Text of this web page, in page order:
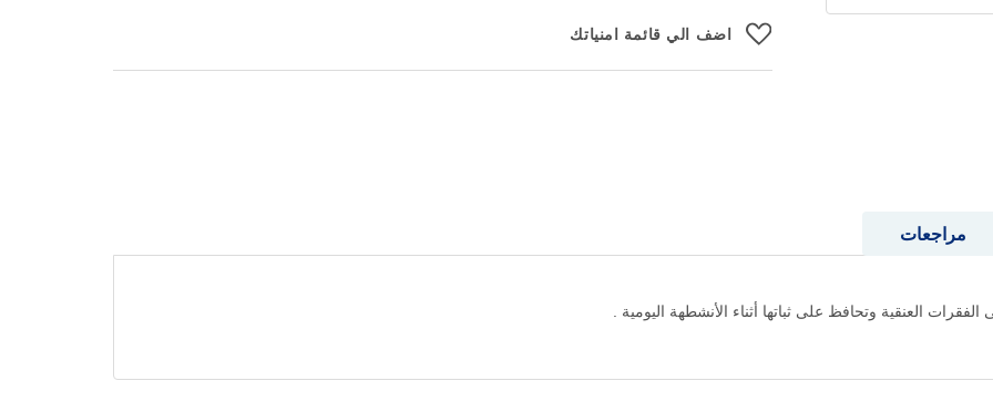
اضف الي قائمة امنياتك
العنقية وتحافظ على ثباتها أثناء الأنشطهة اليومية .
مراجعات